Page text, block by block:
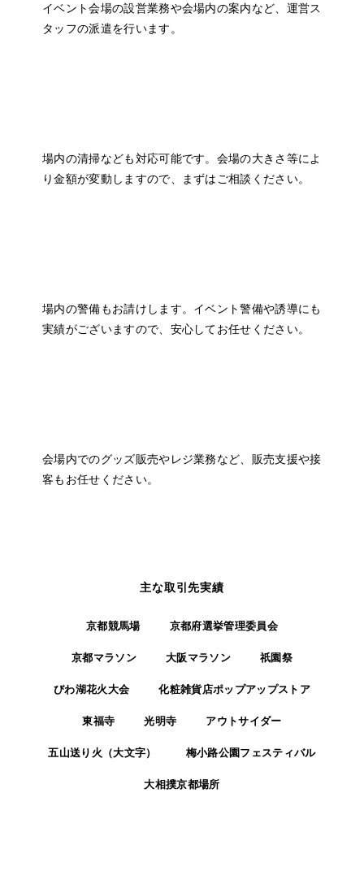
イベント会場の設営業務や会場内の案内など、運営ス
タッフの派遣を行います。
場内の清掃なども対応可能です。会場の大きさ等によ
り金額が変動しますので、まずはご相談ください。
場内の警備もお請けします。イベント警備や誘導にも
実績がございますので、安心してお任せください。
会場内でのグッズ販売やレジ業務など、販売支援や接
客もお任せください。
主な取引先実績
京都競馬場 京都府選挙管理委員会
京都マラソン 大阪マラソン 祇園祭
びわ湖花火大会 化粧雑貨店ポップアップストア
東福寺 光明寺 アウトサイダー
五山送り火（大文字） 梅小路公園フェスティバル
大相撲京都場所